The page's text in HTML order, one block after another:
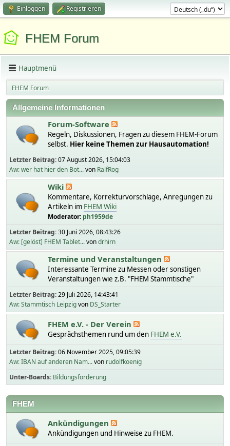
Einloggen Registrieren
FHEM Forum
Hauptmenü
FHEM Forum
Allgemeine Informationen
Forum-Software
Regeln, Diskussionen, Fragen zu diesem FHEM-Forum
selbst. Hier keine Themen zur Hausautomation!
Letzter Beitrag:07 August 2026, 15:04:03
Aw: wer hat hier den Bot...von RalfRog
Wiki
Kommentare, Korrekturvorschläge, Anregungen zu
Artikeln im FHEM Wiki
Moderator: ph1959de
Letzter Beitrag:30 Juni 2026, 08:43:26
Aw: [gelöst] FHEM Tablet...vondrhirn
Termine und Veranstaltungen
Interessante Termine zu Messen oder sonstigen
Veranstaltungen wie z.B. "FHEM Stammtische"
Letzter Beitrag:29 Juli 2026, 14:43:41
Aw: Stammtisch Leipzigvon DS_Starter
FHEM e.V. - Der Verein
Gesprächsthemen rund um den FHEM e.V.
Letzter Beitrag:06 November 2025, 09:05:39
Aw: IBAN auf anderen Nam...von rudolfkoenig
Unter-Boards Bildungsförderung
FHEM
Ankündigungen
Ankündigungen und Hinweise zu FHEM.